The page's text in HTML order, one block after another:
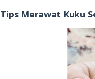
Tips Merawat Kuku